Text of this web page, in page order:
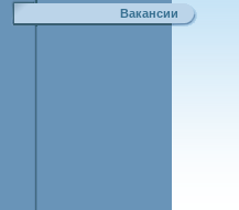
Вакансии